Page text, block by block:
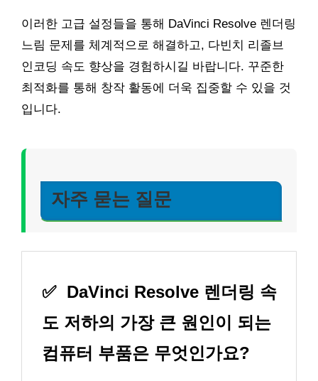
이러한 고급 설정들을 통해 DaVinci Resolve 렌더링
느림 문제를 체계적으로 해결하고, 다빈치 리졸브
인코딩 속도 향상을 경험하시길 바랍니다. 꾸준한
최적화를 통해 창작 활동에 더욱 집중할 수 있을 것
입니다.
자주 묻는 질문
✅ DaVinci Resolve 렌더링 속
도 저하의 가장 큰 원인이 되는
컴퓨터 부품은 무엇인가요?